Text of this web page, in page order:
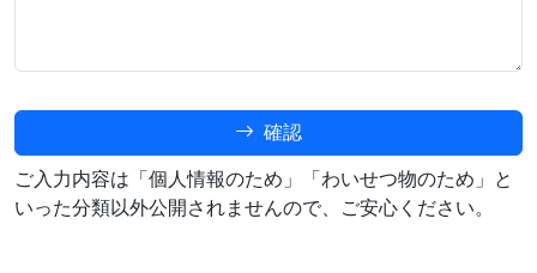
確認
ご入力内容は「個人情報のため」「わいせつ物のため」と
いった分類以外公開されませんので、ご安心ください。